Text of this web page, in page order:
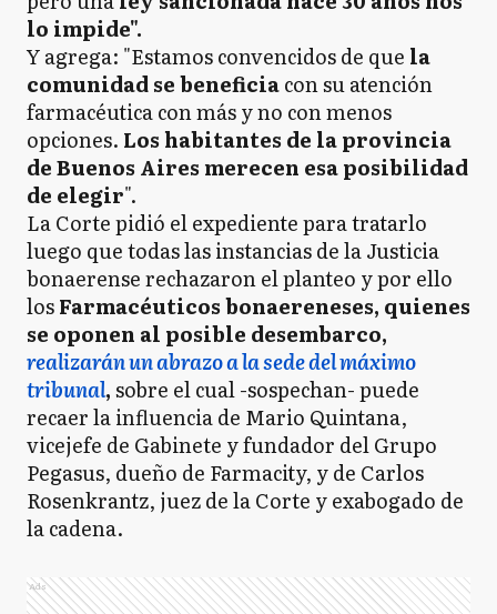
lo impide".
Y agrega: "Estamos convencidos de que la
comunidad se beneficiacon su atención
farmacéutica con más y no con menos
opciones. Los habitantes de la provincia
de Buenos Aires merecen esa posibilidad
de elegir".
La Corte pidió el expediente para tratarlo
luego que todas las instancias de la Justicia
bonaerense rechazaron el planteo y por ello
losFarmacéuticos bonaereneses, quienes
se oponen al posible desembarco,
realizarán un abrazo a la sede del máximo
tribunal,sobre el cual -sospechan- puede
recaer la influencia de Mario Quintana,
vicejefe de Gabinete y fundador del Grupo
Pegasus, dueño de Farmacity, y de Carlos
Rosenkrantz, juez de la Corte y exabogado de
la cadena.
Ads